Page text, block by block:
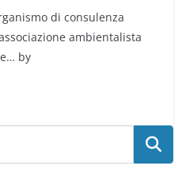
di consulenza
ambientalista
by